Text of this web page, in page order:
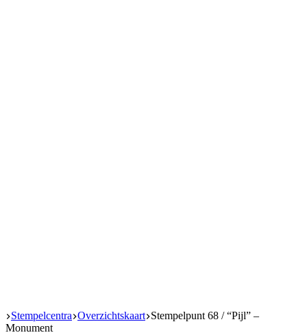
Start
Stempelcentra Overzichtskaart Stempelpunt 68 / “Pijl” –
Monument